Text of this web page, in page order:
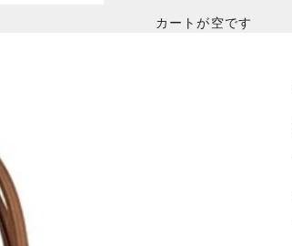
カートが空です